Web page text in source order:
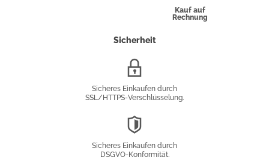
Kauf auf
Rechnung
Sicherheit
Sicheres Einkaufen durch
SSL/HTTPS-Verschlüsselung.
Sicheres Einkaufen durch
DSGVO-Konformität.